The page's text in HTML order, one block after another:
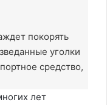
покорять
уголки
средство,
лет